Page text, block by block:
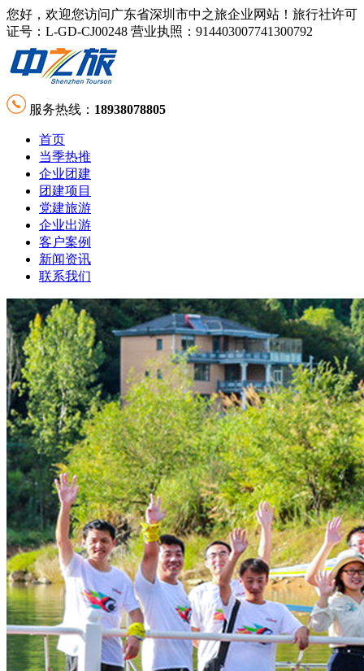
您好，欢迎您访问广东省深圳市中之旅企业网站！旅行社许可
证号：L-GD-CJ00248 营业执照：914403007741300792
服务热线： 18938078805
首页
当季热推
企业团建
团建项目
党建旅游
企业出游
客户案例
新闻资讯
联系我们